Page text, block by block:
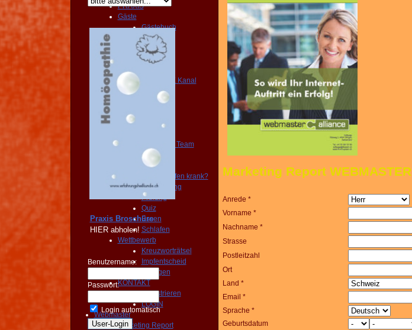
PRAXIS
Gäste
Gästebuch
Verein
Praxis
Club
Portale
YOUTUBE Kanal
BLOG
FORUM
Juice Plus Team
Forum
Umfragen
Macht Impfen krank?
Abstimmung
Prüfung
Quiz
Essen
Schlafen
Wettbewerb
Kreuzworträtsel
Impfentscheid
Veranstaltungen
KONTAKT
Registrieren
LOGIN
Webmaster
Marketing Report
Praxis Broschüre
HIER abholen!
Benutzername:
Passwort:
Login automatisch
Marketing Report WEBMASTER
Anrede *
Vorname *
Nachname *
Strasse
Postleitzahl
Ort
Land *
Email *
Sprache *
Geburtsdatum